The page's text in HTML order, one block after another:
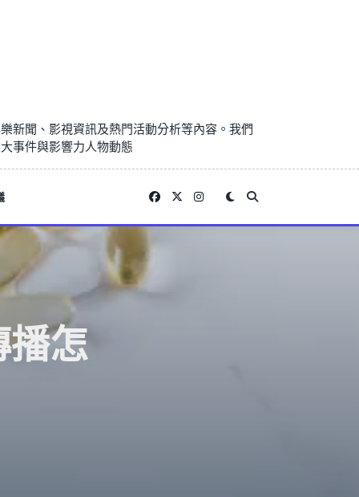
新聞、影視資訊及熱門活動分析等內容。我們
事件與影響力人物動態
怎